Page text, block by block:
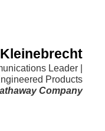
Leader |
Products
Company